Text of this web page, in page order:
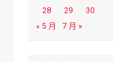
28
29
30
« 5 月
7 月 »